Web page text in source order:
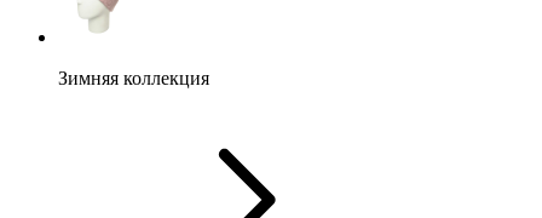
Зимняя коллекция